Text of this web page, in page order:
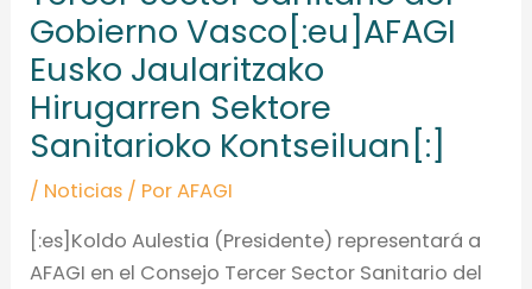
Gobierno Vasco[:eu]AFAGI
Eusko Jaularitzako
Hirugarren Sektore
Sanitarioko Kontseiluan[:]
/ Noticias / PorAFAGI
[:es]Koldo Aulestia (Presidente) representará a
AFAGI en el Consejo Tercer Sector Sanitario del